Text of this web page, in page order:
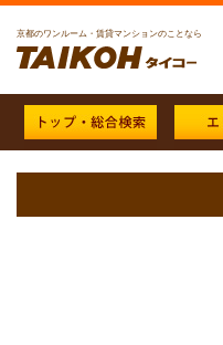
京都のワンルーム・賃貸マンションのことなら